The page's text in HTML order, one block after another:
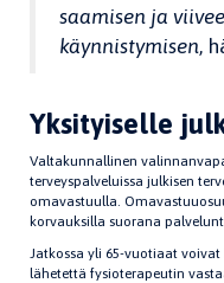
saamisen ja
käynnistymisen,
Yksityiselle
Valtakunnallinen
terveyspalveluissa julkisen
omavastuulla.
korvauksilla suorana
Jatkossa yli 65-vuotiaat
lähetettä fysioterapeutin